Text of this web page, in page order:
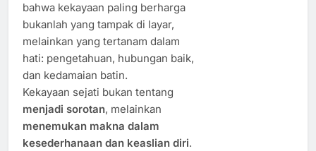
bahwa kekayaan paling berharga
bukanlah yang tampak di layar,
melainkan yang tertanam dalam
hati: pengetahuan, hubungan baik,
dan kedamaian batin.
Kekayaan sejati bukan tentang
menjadi sorotan, melainkan
menemukan makna dalam
kesederhanaan dan keaslian diri.